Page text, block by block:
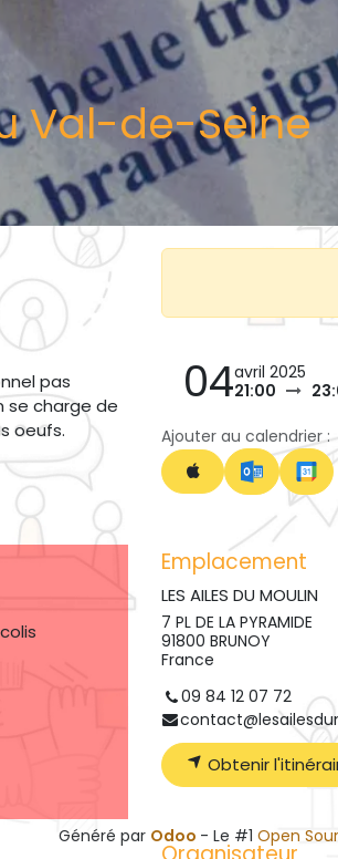
Val-de-Seine
pas
se charge de
oeufs.
04avril 2025
21:00
Ajouter au calendrier :
Emplacement
LES AILES DU MOULIN
7 PL DE LA PYRAMIDE
91800 BRUNOY
France
09 84 12 07 72
Obtenir
Généré par Odoo - Le #1 Open